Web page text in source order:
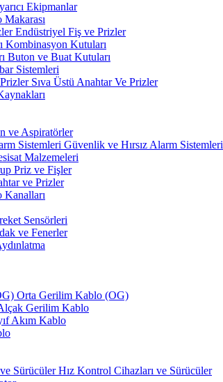
Ekipmanlar
Endüstriyel Fiş ve Prizler
Kombinasyon Kutuları
Buton ve Buat Kutuları
Sistemleri
Sıva Üstü Anahtar Ve Prizler
ve Aspiratörler
Güvenlik ve Hırsız Alarm Sistemleri
Malzemeleri
Priz ve Fişler
ve Prizler
Kanalları
Sensörleri
ve Fenerler
Orta Gerilim Kablo (OG)
Gerilim Kablo
Akım Kablo
Hız Kontrol Cihazları ve Sürücüler